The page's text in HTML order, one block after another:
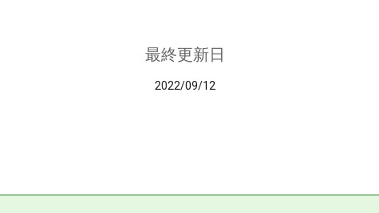
最終更新日
2022/09/12